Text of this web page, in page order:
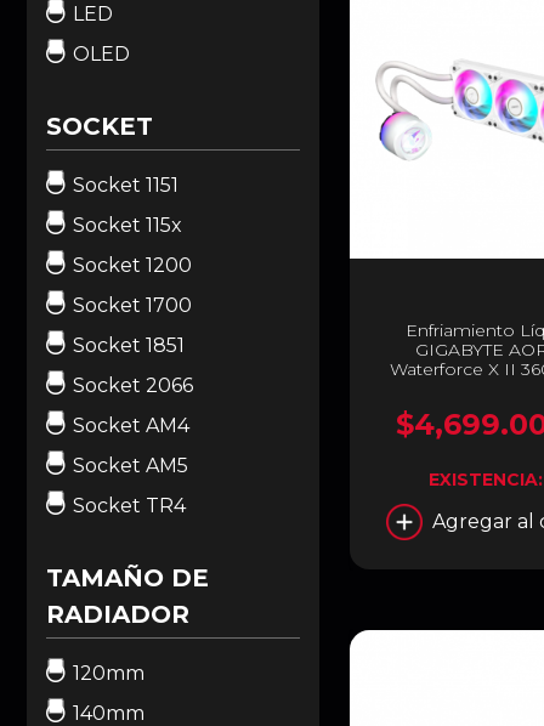
LED
OLED
SOCKET
Socket 1151
Socket 115x
Socket 1200
Socket 1700
Socket 1851
Socket 2066
Socket AM4
Socket AM5
Socket TR4
TAMAÑO DE
RADIADOR
120mm
140mm
Enfriamiento
GIGABYTE
Waterforce X II
1851,1700, / AMD
2500~3000 RPM |
EXISTENCIA:
Agregar al